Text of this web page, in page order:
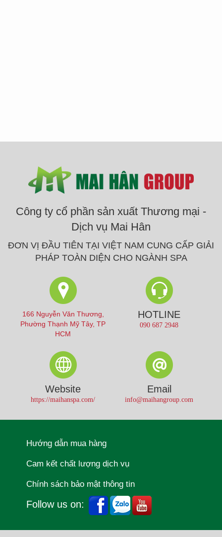
Công ty cổ phần sản xuất Thương mại -
Dịch vụ Mai Hân
ĐƠN VỊ ĐẦU TIÊN TẠI VIỆT NAM CUNG CẤP GIẢI
PHÁP TOÀN DIỆN CHO NGÀNH SPA
166 Nguyễn Văn Thương,
Phường Thạnh Mỹ Tây, TP
HCM
HOTLINE
090 687 2948
Website
https://maihanspa.com/
Email
info@maihangroup.com
Hướng dẫn mua hàng
Cam kết chất lượng dịch vụ
Chính sách bảo mật thông tin
Follow us on: